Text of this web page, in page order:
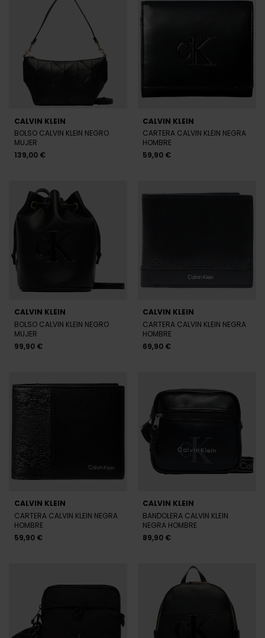
CALVIN KLEIN
BOLSO CALVIN KLEIN NEGRO
MUJER
139,00 €
CALVIN KLEIN
CARTERA CALVIN KLEIN NEGRA
HOMBRE
59,90 €
CALVIN KLEIN
BOLSO CALVIN KLEIN NEGRO
MUJER
99,90 €
CALVIN KLEIN
CARTERA CALVIN KLEIN NEGRA
HOMBRE
69,90 €
CALVIN KLEIN
CARTERA CALVIN KLEIN NEGRA
HOMBRE
59,90 €
CALVIN KLEIN
BANDOLERA CALVIN KLEIN
NEGRA HOMBRE
89,90 €